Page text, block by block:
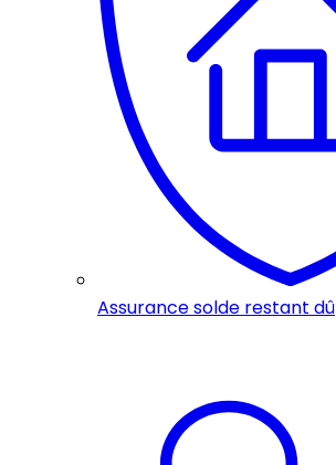
Assurance solde restant dû